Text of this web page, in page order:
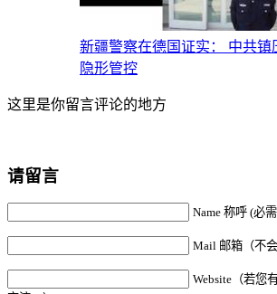
新疆警察在德国证实： 中共镇
隐形管控
这里是你留言评论的地方
请留言
Name 称呼 (必
Mail 邮箱（不
Website（若您